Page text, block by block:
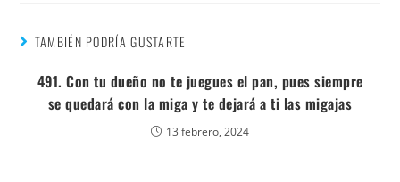
TAMBIÉN PODRÍA GUSTARTE
491. Con tu dueño no te juegues el pan, pues siempre
se quedará con la miga y te dejará a ti las migajas
13 febrero, 2024